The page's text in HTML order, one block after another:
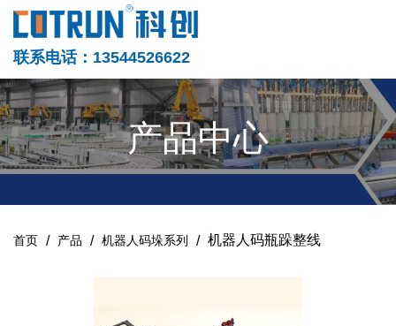
联系电话：13544526622
产品中心
首页 / 产品 / 机器人码垛系列 / 机器人码瓶跺整线